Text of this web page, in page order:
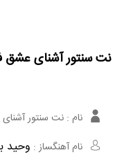
نت سنتور آشنای عشق
نام : نت سنتور
نام آهنگساز : وحید